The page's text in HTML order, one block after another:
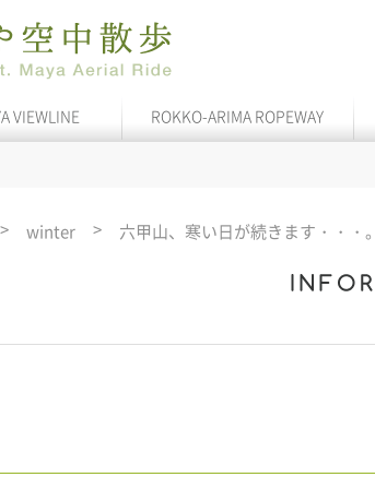
VIEWLINE ROKKO-ARIMA ROPEWAY
winter 六甲山、寒い日が続きます・・・。